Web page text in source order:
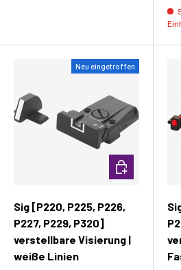
Neu eingetroffen
Sig [P220, P225, P226,
P227, P229, P320]
verstellbare Visierung |
weiße Linien
In den